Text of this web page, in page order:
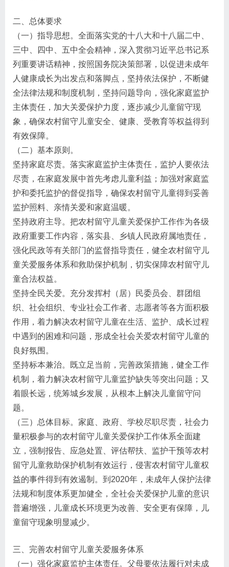
二、总体要求
（一）指导思想。全面落实党的十八大和十八届二中、
三中、四中、五中全会精神，深入贯彻习近平总书记系
列重要讲话精神，按照国务院决策部署，以促进未成年
人健康成长为出发点和落脚点，坚持依法保护，不断健
全法律法规和制度机制，坚持问题导向，强化家庭监护
主体责任，加大关爱保护力度，逐步减少儿童留守现
象，确保农村留守儿童安全、健康、受教育等权益得到
有效保障。
（二）基本原则。
坚持家庭尽责。落实家庭监护主体责任，监护人要依法
尽责，在家庭发展中首先考虑儿童利益；加强对家庭监
护和委托监护的督促指导，确保农村留守儿童得到妥善
监护照料、亲情关爱和家庭温暖。
坚持政府主导。把农村留守儿童关爱保护工作作为各级
政府重要工作内容，落实县、乡镇人民政府属地责任，
强化民政等有关部门的监督指导责任，健全农村留守儿
童关爱服务体系和救助保护机制，切实保障农村留守儿
童合法权益。
坚持全民关爱。充分发挥村（居）民委员会、群团组
织、社会组织、专业社会工作者、志愿者等各方面积极
作用，着力解决农村留守儿童在生活、监护、成长过程
中遇到的困难和问题，形成全社会关爱农村留守儿童的
良好氛围。
坚持标本兼治。既立足当前，完善政策措施，健全工作
机制，着力解决农村留守儿童监护缺失等突出问题；又
着眼长远，统筹城乡发展，从根本上解决儿童留守问
题。
（三）总体目标。家庭、政府、学校尽职尽责，社会力
量积极参与的农村留守儿童关爱保护工作体系全面建
立，强制报告、应急处置、评估帮扶、监护干预等农村
留守儿童救助保护机制有效运行，侵害农村留守儿童权
益的事件得到有效遏制。到2020年，未成年人保护法律
法规和制度体系更加健全，全社会关爱保护儿童的意识
普遍增强，儿童成长环境更为改善、安全更有保障，儿
童留守现象明显减少。
三、完善农村留守儿童关爱服务体系
（一）强化家庭监护主体责任。父母要依法履行对未成